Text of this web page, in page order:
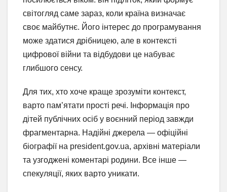
світогляд саме зараз, коли країна визначає
своє майбутнє. Його інтерес до програмування
може здатися дрібницею, але в контексті
цифрової війни та відбудови це набуває
глибшого сенсу.
Для тих, хто хоче краще зрозуміти контекст,
варто пам’ятати прості речі. Інформація про
дітей публічних осіб у воєнний період завжди
фрагментарна. Надійні джерела — офіційні
біографії на president.gov.ua, архівні матеріали
та узгоджені коментарі родини. Все інше —
спекуляції, яких варто уникати.